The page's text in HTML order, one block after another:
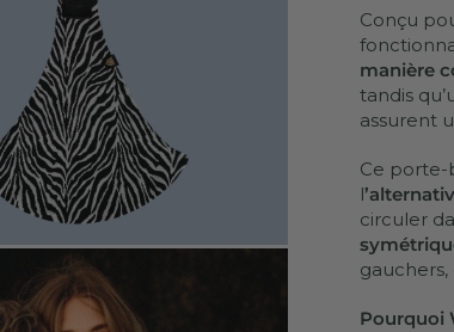
Conçu
manière
tandis
assurent
Ce porte-
l
circuler
gauchers,
Pourquoi